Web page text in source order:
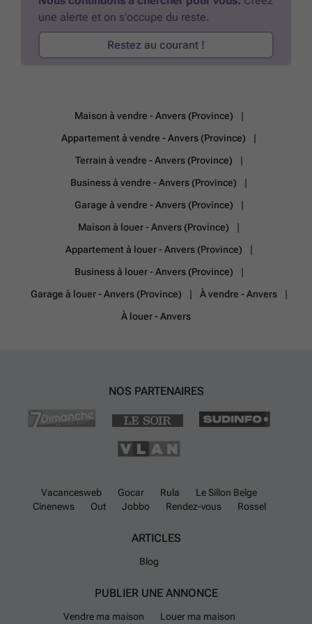
N’hésitez pas à saisir cette occasion pour sécuriser votre
stationnement dans un secteur recherché.En savoir plus ?
une alerte et on s'occupe du reste.
Restez au courant !
Maison à vendre - Anvers (Province)
Appartement à vendre - Anvers (Province)
Terrain à vendre - Anvers (Province)
Business à vendre - Anvers (Province)
Garage à vendre - Anvers (Province)
Maison à louer - Anvers (Province)
Appartement à louer - Anvers (Province)
Business à louer - Anvers (Province)
Garage à louer - Anvers (Province)
À vendre - Anvers
À louer - Anvers
NOS PARTENAIRES
Vacancesweb Gocar Rula
Le Sillon Belge
Cinenews
Out Jobbo Rendez-vous Rossel
ARTICLES
Blog
PUBLIER UNE ANNONCE
Vendre ma maison Louer ma maison